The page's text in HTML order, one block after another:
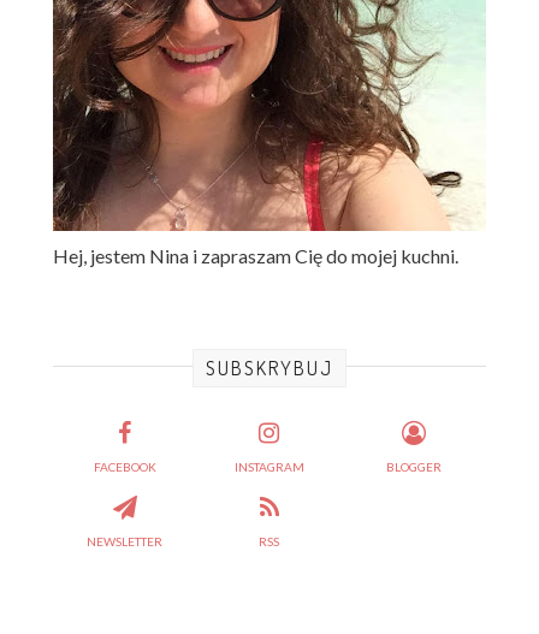
Hej, jestem Nina i zapraszam Cię do mojej kuchni.
SUBSKRYBUJ
FACEBOOK INSTAGRAM BLOGGER
NEWSLETTER RSS